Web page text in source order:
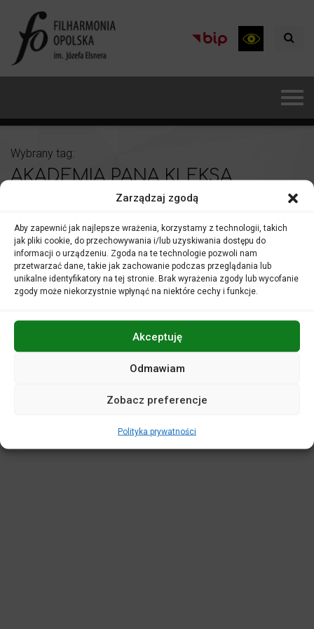
Zarządzaj zgodą
Aby zapewnić jak najlepsze wrażenia, korzystamy z technologii, takich
jak pliki cookie, do przechowywania i/lub uzyskiwania dostępu do
informacji o urządzeniu. Zgoda na te technologie pozwoli nam
przetwarzać dane, takie jak zachowanie podczas przeglądania lub
unikalne identyfikatory na tej stronie. Brak wyrażenia zgody lub wycofanie
zgody może niekorzystnie wpłynąć na niektóre cechy i funkcje.
Akceptuję
Odmawiam
Zobacz preferencje
Polityka prywatności
Wybrany tag:
AKADEMIA PANA KLEKSA
POLITYKA PRYWATNOŚCI
DEKLARACJA DOSTĘPNOŚCI
REGULAMINY
WIRTUALNY SPACER